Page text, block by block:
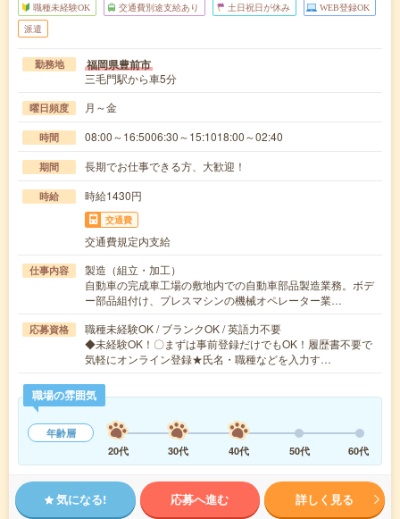
職種未経験OK 交通費別途支給あり 土日祝日が休み WEB登録OK
派遣
勤務地 福岡県豊前市
三毛門駅から車5分
曜日頻度 月～金
時間 08:00～16:5006:30～15:1018:00～02:40
期間 長期でお仕事できる方、大歓迎！
時給 時給1430円
交通費
交通費規定内支給
仕事内容
製造（組立・加工）
自動車の完成車工場の敷地内での自動車部品製造業務。ボデ
ー部品組付け、プレスマシンの機械オペレーター業…
応募資格
職種未経験OK / ブランクOK / 英語力不要
◆未経験OK！〇まずは事前登録だけでもOK！履歴書不要で
気軽にオンライン登録★氏名・職種などを入力す…
職場の雰囲気
年齢層
20代
30代 40代 50代 60代
気になる! 応募へ進む 詳しく見る